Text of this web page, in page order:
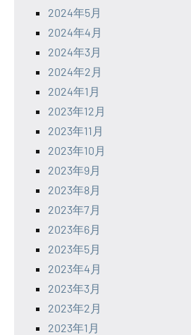
2024年5月
2024年4月
2024年3月
2024年2月
2024年1月
2023年12月
2023年11月
2023年10月
2023年9月
2023年8月
2023年7月
2023年6月
2023年5月
2023年4月
2023年3月
2023年2月
2023年1月